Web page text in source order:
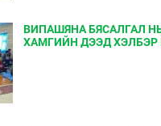
ВИПАШЯНА БЯСАЛГАЛ
ХАМГИЙН ДЭЭД